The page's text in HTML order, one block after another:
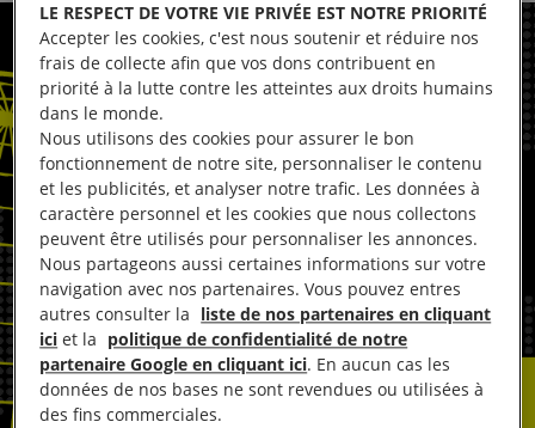
LE RESPECT DE VOTRE VIE PRIVÉE EST NOTRE PRIORITÉ
Accepter les cookies, c'est nous soutenir et réduire nos
frais de collecte afin que vos dons contribuent en
priorité à la lutte contre les atteintes aux droits humains
dans le monde.
Nous utilisons des cookies pour assurer le bon
fonctionnement de notre site, personnaliser le contenu
et les publicités, et analyser notre trafic. Les données à
caractère personnel et les cookies que nous collectons
peuvent être utilisés pour personnaliser les annonces.
Nous partageons aussi certaines informations sur votre
navigation avec nos partenaires. Vous pouvez entres
autres consulter la liste de nos partenaires en cliquant
ici et la politique de confidentialité de notre
partenaire Google en cliquant ici. En aucun cas les
données de nos bases ne sont revendues ou utilisées à
des fins commerciales.